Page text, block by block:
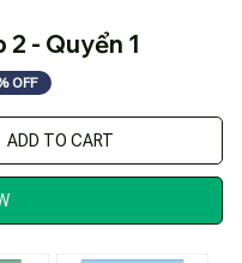
2 - Quyển 1
OFF
ADD TO CART